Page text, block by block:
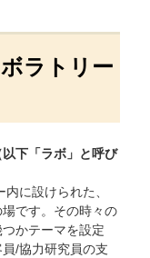
ラトリー
下「ラボ」と呼び
に設けられた、
です。その時々の
かテーマを設定
/協力研究員の支